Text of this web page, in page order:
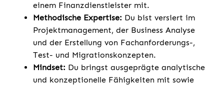
einem Finanzdienstleister mit.
Methodische Expertise: Du bist versiert im
Projektmanagement, der Business Analyse
und der Erstellung von Fachanforderungs-,
Test- und Migrationskonzepten.
Mindset: Du bringst ausgeprägte analytische
und konzeptionelle Fähigkeiten mit sowie